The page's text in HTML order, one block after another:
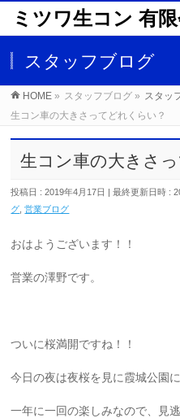
ミツワ生コン 有
スタッフブログ
HOME » スタッフブログ » スタッ
生コン車の大きさってどれくらい？
生コン車の大きさ
投稿日 : 2019年4月17日 最終更新日時 :
グ ,営業ブログ
おはようございます！！
営業の澤野です。
ついに桜満開ですね！！
今日の夜は夜桜を見に霞城公園
一年に一回の楽しみなので、見